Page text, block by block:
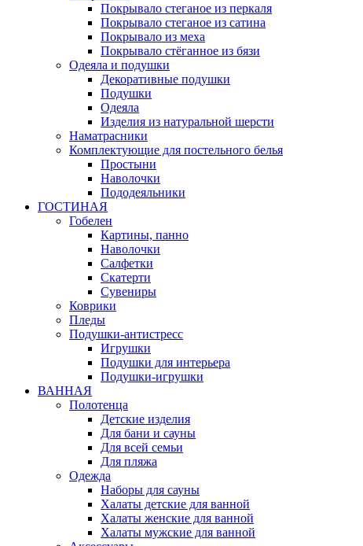
Покрывало стеганое из перкаля
Покрывало стеганое из сатина
Покрывало из меха
Покрывало стёганное из бязи
Одеяла и подушки
Декоративные подушки
Подушки
Одеяла
Изделия из натуральной шерсти
Наматраcники
Комплектующие для постельного белья
Простыни
Наволочки
Пододеяльники
ГОСТИНАЯ
Гобелен
Картины, панно
Наволочки
Салфетки
Скатерти
Сувениры
Коврики
Пледы
Подушки-антистресс
Игрушки
Подушки для интерьера
Подушки-игрушки
ВАННАЯ
Полотенца
Детские изделия
Для бани и сауны
Для всей семьи
Для пляжа
Одежда
Наборы для сауны
Халаты детские для ванной
Халаты женские для ванной
Халаты мужские для ванной